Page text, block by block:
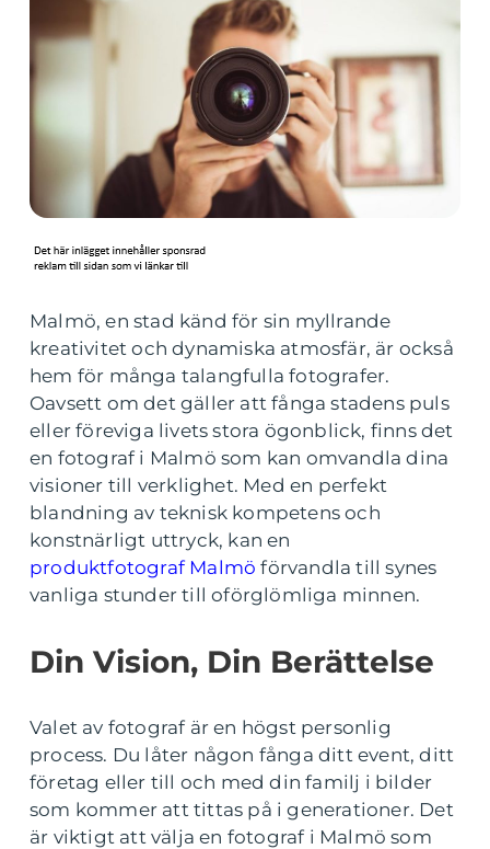
Malmö, en stad känd för sin myllrande
kreativitet och dynamiska atmosfär, är också
hem för många talangfulla fotografer.
Oavsett om det gäller att fånga stadens puls
eller föreviga livets stora ögonblick, finns det
en fotograf i Malmö som kan omvandla dina
visioner till verklighet. Med en perfekt
blandning av teknisk kompetens och
konstnärligt uttryck, kan en
produktfotograf Malmö förvandla till synes
vanliga stunder till oförglömliga minnen.
Din Vision, Din Berättelse
Valet av fotograf är en högst personlig
process. Du låter någon fånga ditt event, ditt
företag eller till och med din familj i bilder
som kommer att tittas på i generationer. Det
är viktigt att välja en fotograf i Malmö som